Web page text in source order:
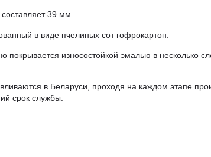
39 мм.
в виде пчелиных сот гофрокартон.
покрывается износостойкой эмалью в несколько
в Беларуси, проходя на каждом этапе
срок службы.